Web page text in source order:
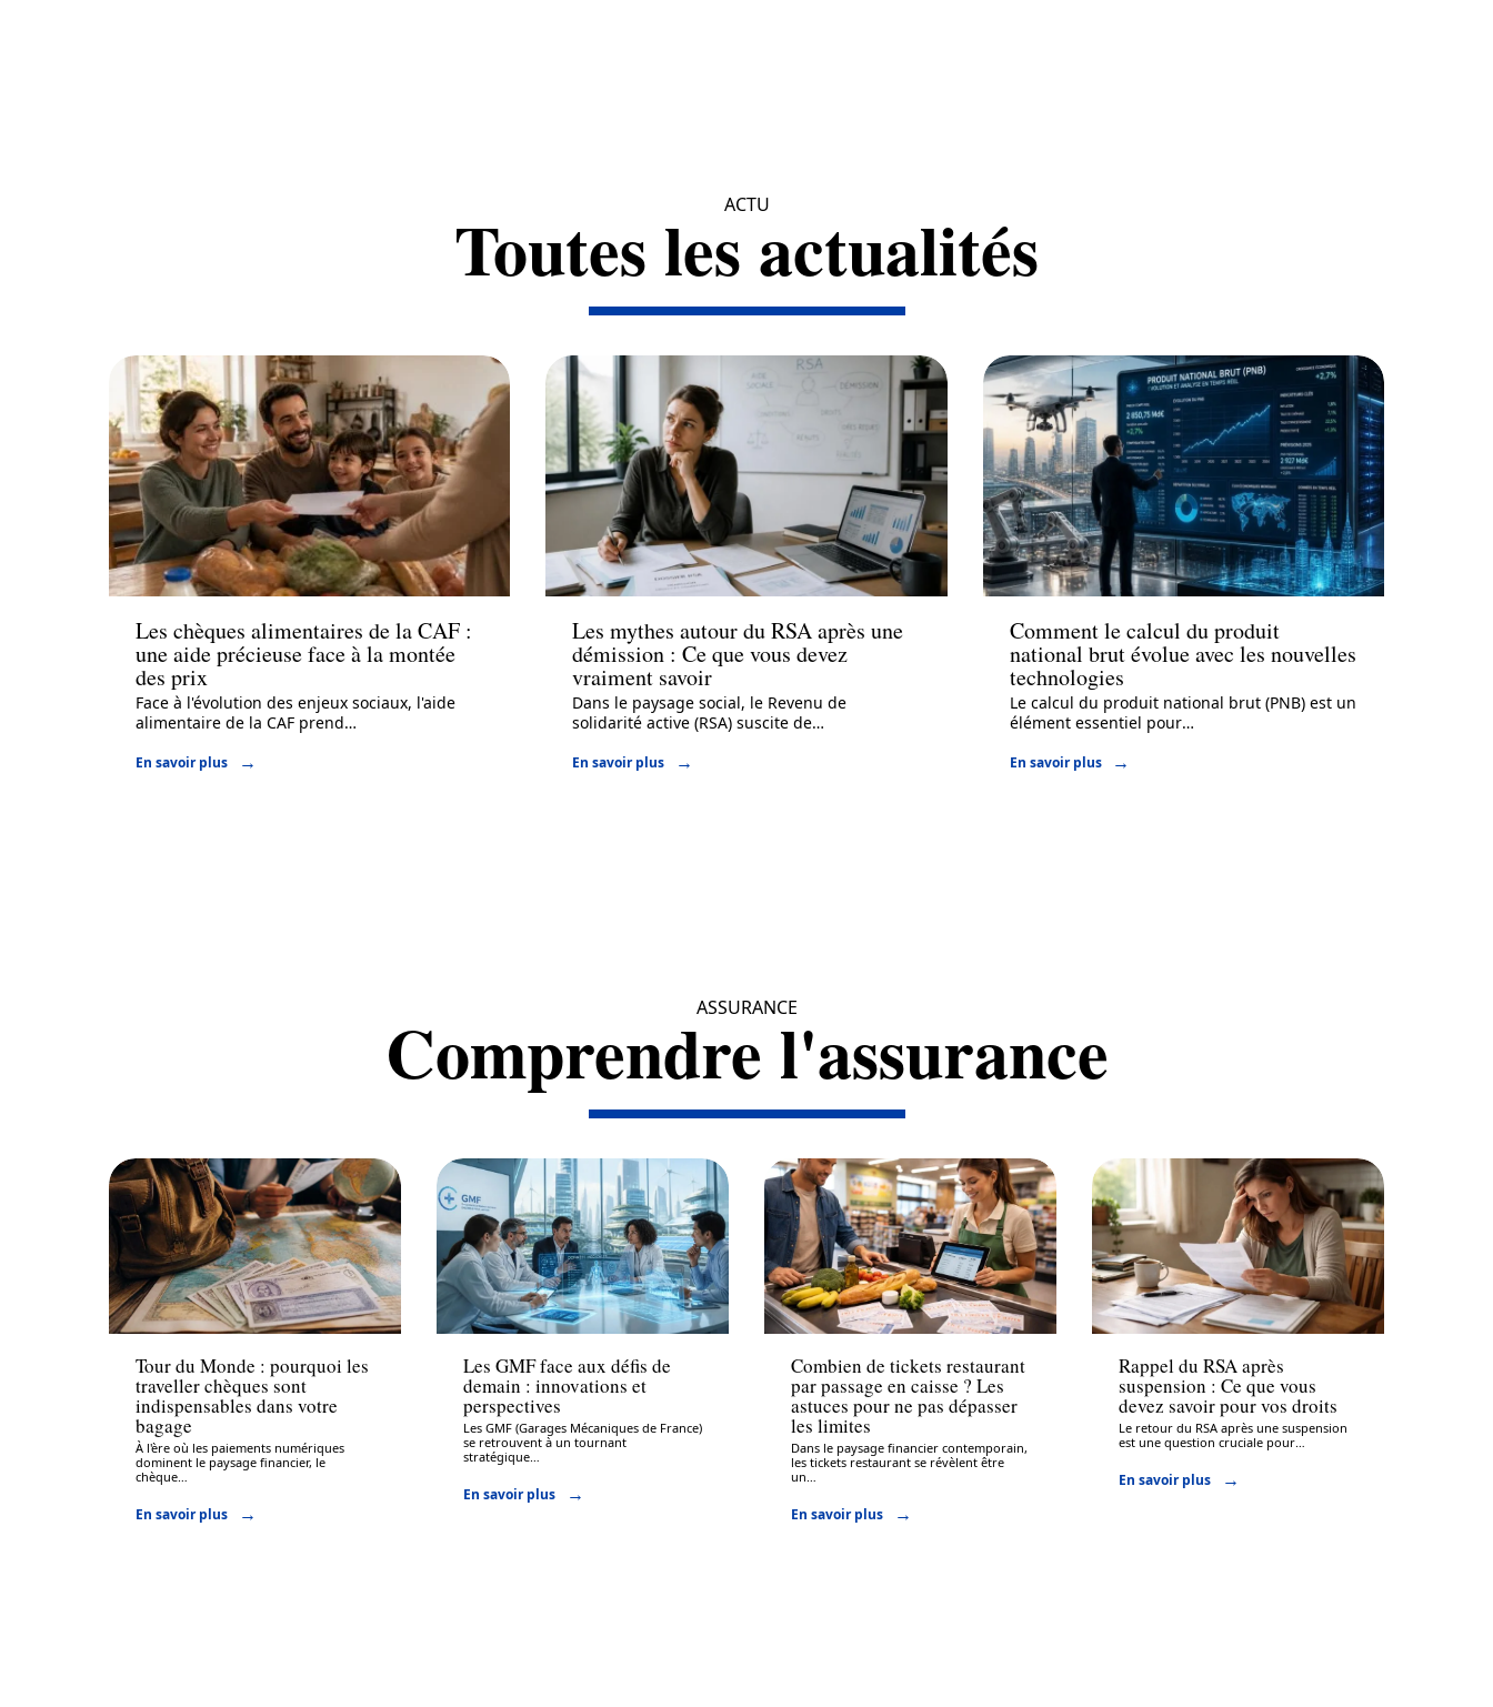
ACTU
Toutes les actualités
Actu
Les chèques alimentaires de la CAF :
une aide précieuse face à la montée
des prix
Face à l'évolution des enjeux sociaux, l'aide
alimentaire de la CAF prend…
En savoir plus
Actu
Les mythes autour du RSA après une
démission : Ce que vous devez
vraiment savoir
Dans le paysage social, le Revenu de
solidarité active (RSA) suscite de…
En savoir plus
Actu
Comment le calcul du produit
national brut évolue avec les nouvelles
technologies
Le calcul du produit national brut (PNB) est un
élément essentiel pour…
En savoir plus
ASSURANCE
Comprendre l'assurance
Assurance
Tour du Monde : pourquoi les
traveller chèques sont
indispensables dans votre
bagage
À l'ère où les paiements numériques
dominent le paysage financier, le
chèque
En savoir plus
Assurance
Les GMF face aux défis de
demain : innovations et
perspectives
Les GMF (Garages Mécaniques de France)
se retrouvent à un tournant
stratégique
En savoir plus
Assurance
Combien de tickets restaurant
par passage en caisse ? Les
astuces pour ne pas dépasser
les limites
Dans le paysage financier contemporain,
les tickets restaurant se révèlent être
un
En savoir plus
Assurance
Rappel du RSA après
suspension : Ce que vous
devez savoir pour vos droits
Le retour du RSA après une suspension
est une question cruciale pour …
En savoir plus